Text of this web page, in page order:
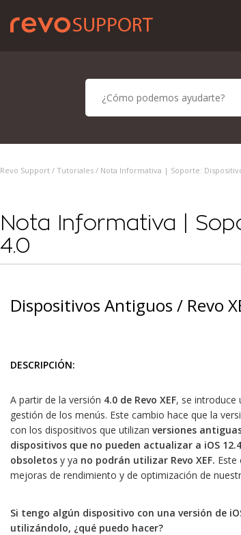
Revo Support / Tutoriales / Nota Informativa | Soporte:
Nota Informativa |
4.0
Dispositivos Antiguos / Revo
DESCRIPCIÓN:
A partir de la versión 4.0 de Revo XEF, se introduce
gestión de los menús. Este cambio hace que la
con los dispositivos que utilizan versiones
dispositivos que no pueden actualizar a iOS
obsoletos y ya no podrán utilizar Revo XEF. Este
mejoras de rendimiento y de optimización de
Si tengo algún dispositivo con una versión de
utilizándolo, ¿qué puedo hacer?